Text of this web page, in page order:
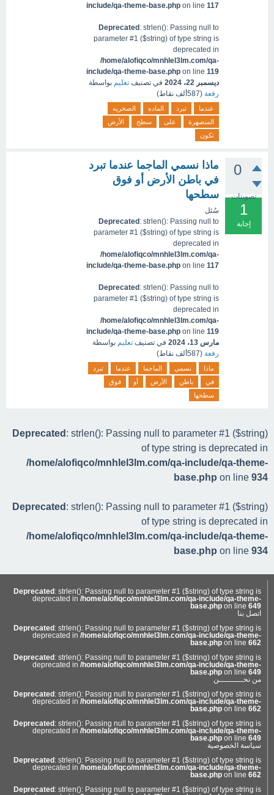
include/qa-theme-base.php on line 117
Deprecated : strlen(): Passing null to
parameter #1 ($string) of type string is
deprecated in
/home/alofiqco/mnhlel3lm.com/qa-
include/qa-theme-base.php on line 119
ديسمبر 22، 2024
في تصنيف تعليم بواسطة
رفعة (587ألف نقاط)
عندما تبرد الماده
الصخريه
المنصهرة
على سطح
الأرض
تكون
0
تصويتات
1
إجابة
ماذا نسمي الماجما عندما تبرد
في باطن الأرض أو فوق
سطحھا
سُئل
Deprecated : strlen(): Passing null to
parameter #1 ($string) of type string is
deprecated in
/home/alofiqco/mnhlel3lm.com/qa-
include/qa-theme-base.php on line 117
Deprecated : strlen(): Passing null to
parameter #1 ($string) of type string is
deprecated in
/home/alofiqco/mnhlel3lm.com/qa-
include/qa-theme-base.php on line 119
مارس 13، 2024
في تصنيف تعليم بواسطة
رفعة (587ألف نقاط)
ماذا نسمي الماجما عندما
تبرد
في
باطن الأرض أو
فوق
سطحھا
Deprecated : strlen(): Passing null to parameter #1 ($string)
of type string is deprecated in
/home/alofiqco/mnhlel3lm.com/qa-include/qa-theme-
base.php on line 934
Deprecated : strlen(): Passing null to parameter #1 ($string)
of type string is deprecated in
/home/alofiqco/mnhlel3lm.com/qa-include/qa-theme-
base.php on line 934
Deprecated : strlen(): Passing null to parameter #1 ($string) of type string is
deprecated in /home/alofiqco/mnhlel3lm.com/qa-include/qa-theme-
base.php on line 649
اتصل بنا
Deprecated : strlen(): Passing null to parameter #1 ($string) of type string is
deprecated in /home/alofiqco/mnhlel3lm.com/qa-include/qa-theme-
base.php on line 662
Deprecated : strlen(): Passing null to parameter #1 ($string) of type string is
deprecated in /home/alofiqco/mnhlel3lm.com/qa-include/qa-theme-
base.php on line 649
من نحــــــــــن
Deprecated : strlen(): Passing null to parameter #1 ($string) of type string is
deprecated in /home/alofiqco/mnhlel3lm.com/qa-include/qa-theme-
base.php on line 662
Deprecated : strlen(): Passing null to parameter #1 ($string) of type string is
deprecated in /home/alofiqco/mnhlel3lm.com/qa-include/qa-theme-
base.php on line 649
سياسة الخصوصية
Deprecated : strlen(): Passing null to parameter #1 ($string) of type string is
deprecated in /home/alofiqco/mnhlel3lm.com/qa-include/qa-theme-
base.php on line 662
Deprecated : strlen(): Passing null to parameter #1 ($string) of type string is